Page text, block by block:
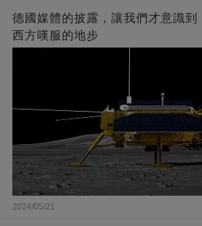
德國媒體的披露，讓我們才意識到
西方嘆服的地步
2024/05/21